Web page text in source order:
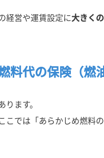
経営や運賃設定に大きく
料代の保険（燃
ります。
こでは「あらかじめ燃料